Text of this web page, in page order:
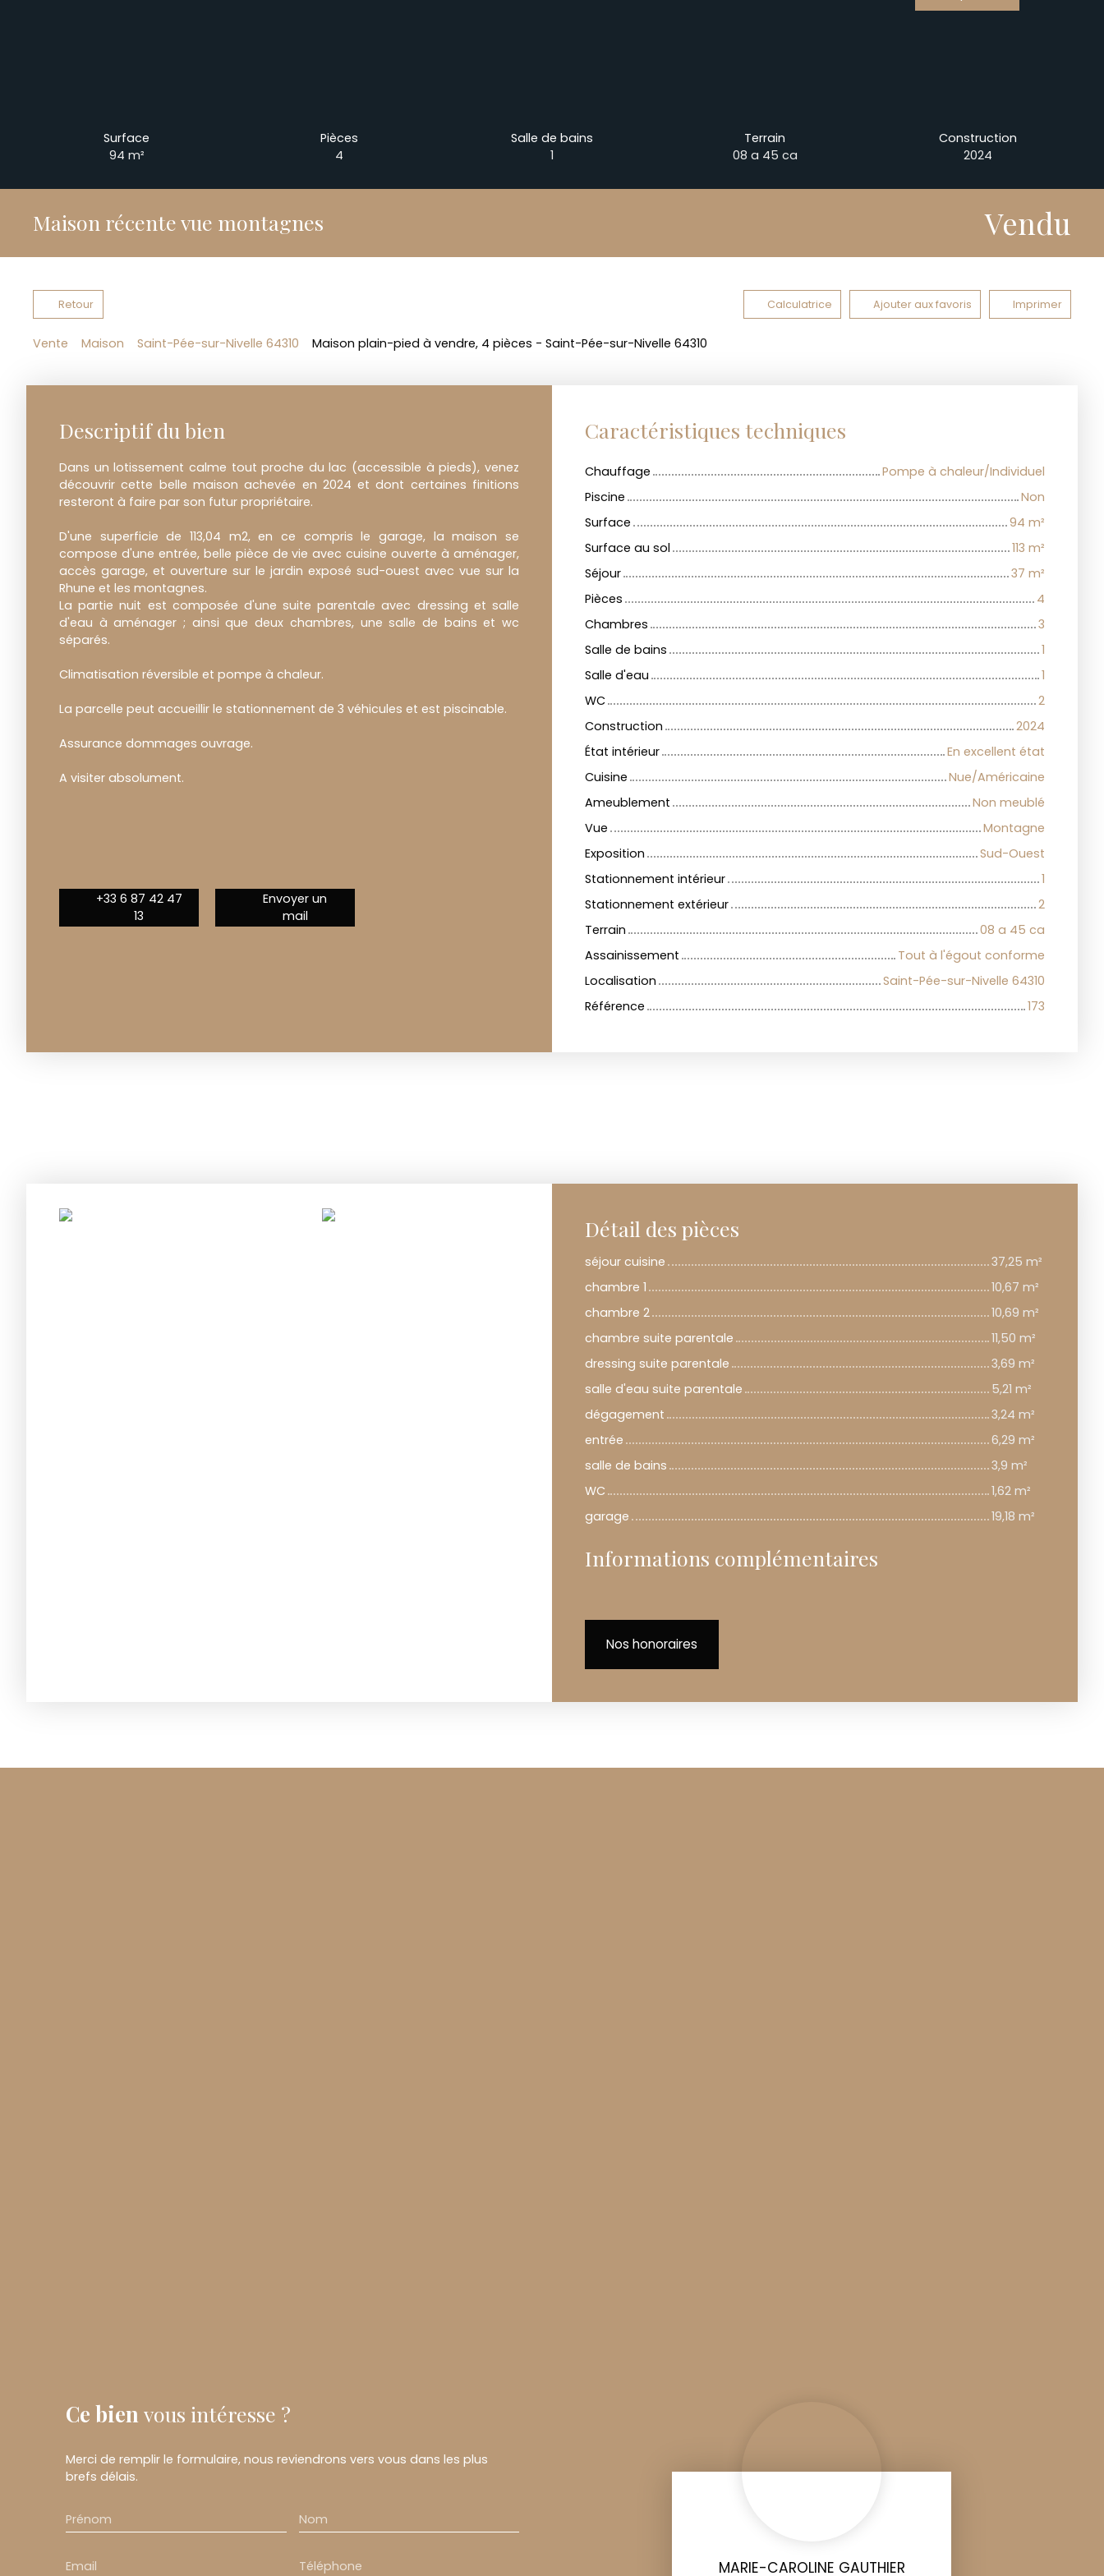
Surface
94 m²
Pièces
4
Salle de bains
1
Terrain
08 a 45 ca
Construction
2024
Maison récente vue montagnes Vendu
Retour Calculatrice Ajouter aux favoris Imprimer
Vente Maison Saint-Pée-sur-Nivelle 64310 Maison plain-pied à vendre, 4 pièces - Saint-Pée-sur-Nivelle 64310
Descriptif du bien
Dans un lotissement calme tout proche du lac (accessible à pieds), venez
découvrir cette belle maison achevée en 2024 et dont certaines finitions
resteront à faire par son futur propriétaire.
D'une superficie de 113,04 m2, en ce compris le garage, la maison se
compose d'une entrée, belle pièce de vie avec cuisine ouverte à aménager,
accès garage, et ouverture sur le jardin exposé sud-ouest avec vue sur la
Rhune et les montagnes.
La partie nuit est composée d'une suite parentale avec dressing et salle
d'eau à aménager ; ainsi que deux chambres, une salle de bains et wc
séparés.
Climatisation réversible et pompe à chaleur.
La parcelle peut accueillir le stationnement de 3 véhicules et est piscinable.
Assurance dommages ouvrage.
A visiter absolument.
+33 6 87 42 47
13
Envoyer un
mail
Caractéristiques techniques
Chauffage
Pompe à chaleur/Individuel
Piscine
Non
Surface
94 m²
Surface au sol
113 m²
Séjour
37 m²
Pièces
4
Chambres
3
Salle de bains
1
Salle d'eau
1
WC
2
Construction
2024
État intérieur
En excellent état
Cuisine
Nue/Américaine
Ameublement
Non meublé
Vue
Montagne
Exposition
Sud-Ouest
Stationnement intérieur
1
Stationnement extérieur
2
Terrain
08 a 45 ca
Assainissement
Tout à l'égout conforme
Localisation
Saint-Pée-sur-Nivelle 64310
Référence
173
Détail des pièces
séjour cuisine
37,25 m²
chambre 1
10,67 m²
chambre 2
10,69 m²
chambre suite parentale
11,50 m²
dressing suite parentale
3,69 m²
salle d'eau suite parentale
5,21 m²
dégagement
3,24 m²
entrée
6,29 m²
salle de bains
3,9 m²
WC
1,62 m²
garage
19,18 m²
Informations complémentaires
Nos honoraires
Ce bien vous intéresse ?
Merci de remplir le formulaire, nous reviendrons vers vous dans les plus
brefs délais.
Prénom Nom
Email Téléphone MARIE-CAROLINE GAUTHIER